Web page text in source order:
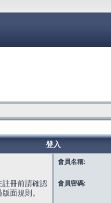
登入
註冊前請確認
面規則。
會員名稱:
會員密碼: